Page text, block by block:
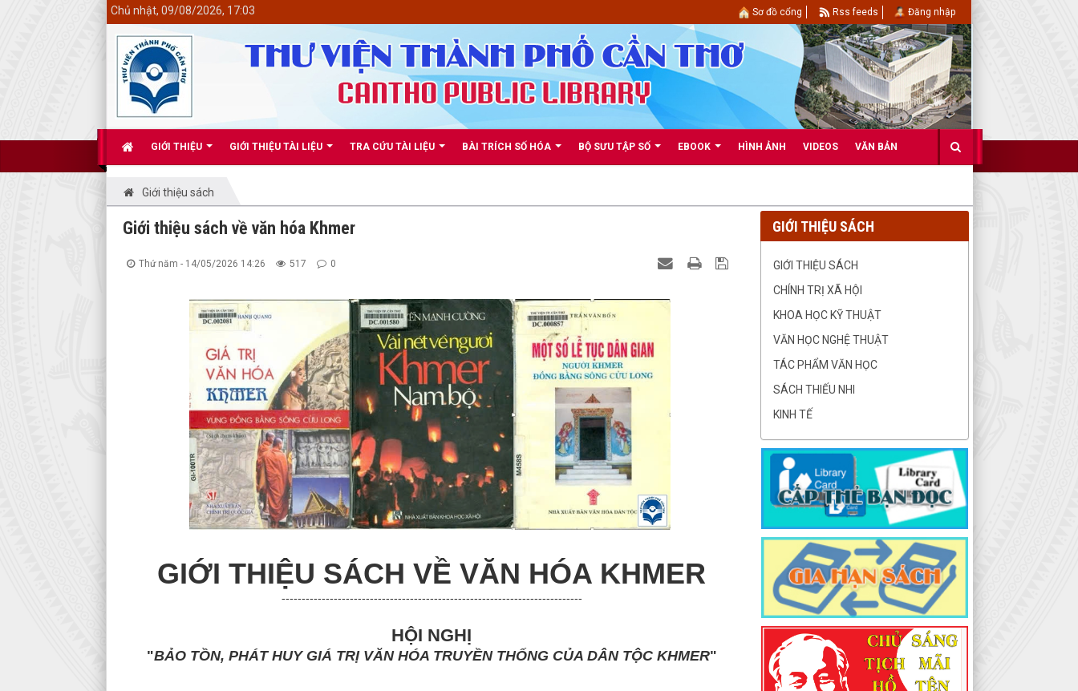
GIỚI THIỆU GIỚI THIỆU TÀI LIỆU TRA CỨU TÀI LIỆU BÀI TRÍCH SỐ HÓA BỘ SƯU TẬP SỐ EBOOK HÌNH ẢNH VIDEOS VĂN BẢN
Chủ nhật, 09/08/2026, 17:03 Sơ đồ cổng Rss feeds Đăng nhập
Giới thiệu sách
Giới thiệu sách về văn hóa Khmer
Thứ năm - 14/05/2026 14:26 517 0
GIỚI THIỆU SÁCH VỀ VĂN HÓA KHMER
---------------------------------------------------------------------------
HỘI NGHỊ
"BẢO TỒN, PHÁT HUY GIÁ TRỊ VĂN HÓA TRUYỀN THỐNG CỦA DÂN TỘC KHMER"
GIỚI THIỆU SÁCH
GIỚI THIỆU SÁCH
CHÍNH TRỊ XÃ HỘI
KHOA HỌC KỸ THUẬT
VĂN HỌC NGHỆ THUẬT
TÁC PHẨM VĂN HỌC
SÁCH THIẾU NHI
KINH TẾ